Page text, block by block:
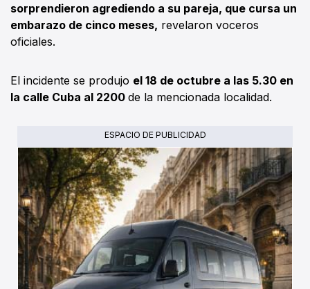
sorprendieron agrediendo a su pareja, que cursa un
embarazo de cinco meses, revelaron voceros
oficiales.
El incidente se produjo el 18 de octubre a las 5.30 en
la calle Cuba al 2200 de la mencionada localidad.
ESPACIO DE PUBLICIDAD